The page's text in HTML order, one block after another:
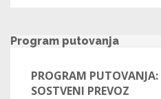
Program putovanja
PROGRAM PUTOVANJA:
SOSTVENI PREVOZ